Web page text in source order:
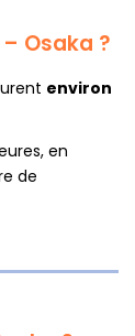
Osaka ?
environ
en
de